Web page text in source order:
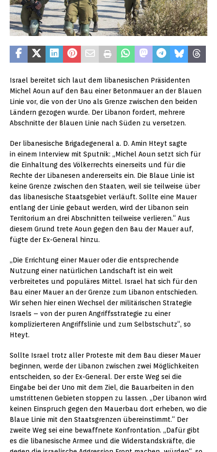
Israel bereitet sich laut dem libanesischen Präsidenten
Michel Aoun auf den Bau einer Betonmauer an der Blauen
Linie vor, die von der Uno als Grenze zwischen den beiden
Ländern gezogen wurde. Der Libanon fordert, mehrere
Abschnitte der Blauen Linie nach Süden zu versetzen.
Der libanesische Brigadegeneral a. D. Amin Hteyt sagte
in einem Interview mit Sputnik: „Michel Aoun setzt sich für
die Einhaltung des Völkerrechts einerseits und für die
Rechte der Libanesen andererseits ein. Die Blaue Linie ist
keine Grenze zwischen den Staaten, weil sie teilweise über
das libanesische Staatsgebiet verläuft. Sollte eine Mauer
entlang der Linie gebaut werden, wird der Libanon sein
Territorium an drei Abschnitten teilweise verlieren.“ Aus
diesem Grund trete Aoun gegen den Bau der Mauer auf,
fügte der Ex-General hinzu.
„Die Errichtung einer Mauer oder die entsprechende
Nutzung einer natürlichen Landschaft ist ein weit
verbreitetes und populäres Mittel. Israel hat sich für den
Bau einer Mauer an der Grenze zum Libanon entschieden.
Wir sehen hier einen Wechsel der militärischen Strategie
Israels – von der puren Angriffsstrategie zu einer
komplizierteren Angriffslinie und zum Selbstschutz“, so
Hteyt.
Sollte Israel trotz aller Proteste mit dem Bau dieser Mauer
beginnen, werde der Libanon zwischen zwei Möglichkeiten
entscheiden, so der Ex-General. Der erste Weg sei die
Eingabe bei der Uno mit dem Ziel, die Bauarbeiten in den
umstrittenen Gebieten stoppen zu lassen. „Der Libanon wird
keinen Einspruch gegen den Mauerbau dort erheben, wo die
Blaue Linie mit den Staatsgrenzen übereinstimmt.“ Der
zweite Weg sei eine bewaffnete Konfrontation. „Dafür gibt
es die libanesische Armee und die Widerstandskräfte, die